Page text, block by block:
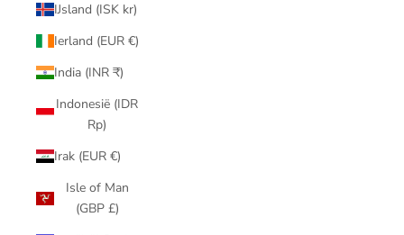
IJsland (ISK kr)
Ierland (EUR €)
India (INR ₹)
Indonesië (IDR
Rp)
Irak (EUR €)
Isle of Man
(GBP £)